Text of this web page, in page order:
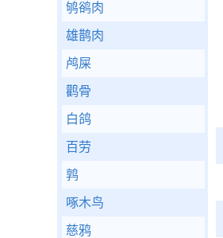
鸲鹆肉
雄鹊肉
鸬屎
鹳骨
白鸽
百劳
鹑
啄木鸟
慈鸦